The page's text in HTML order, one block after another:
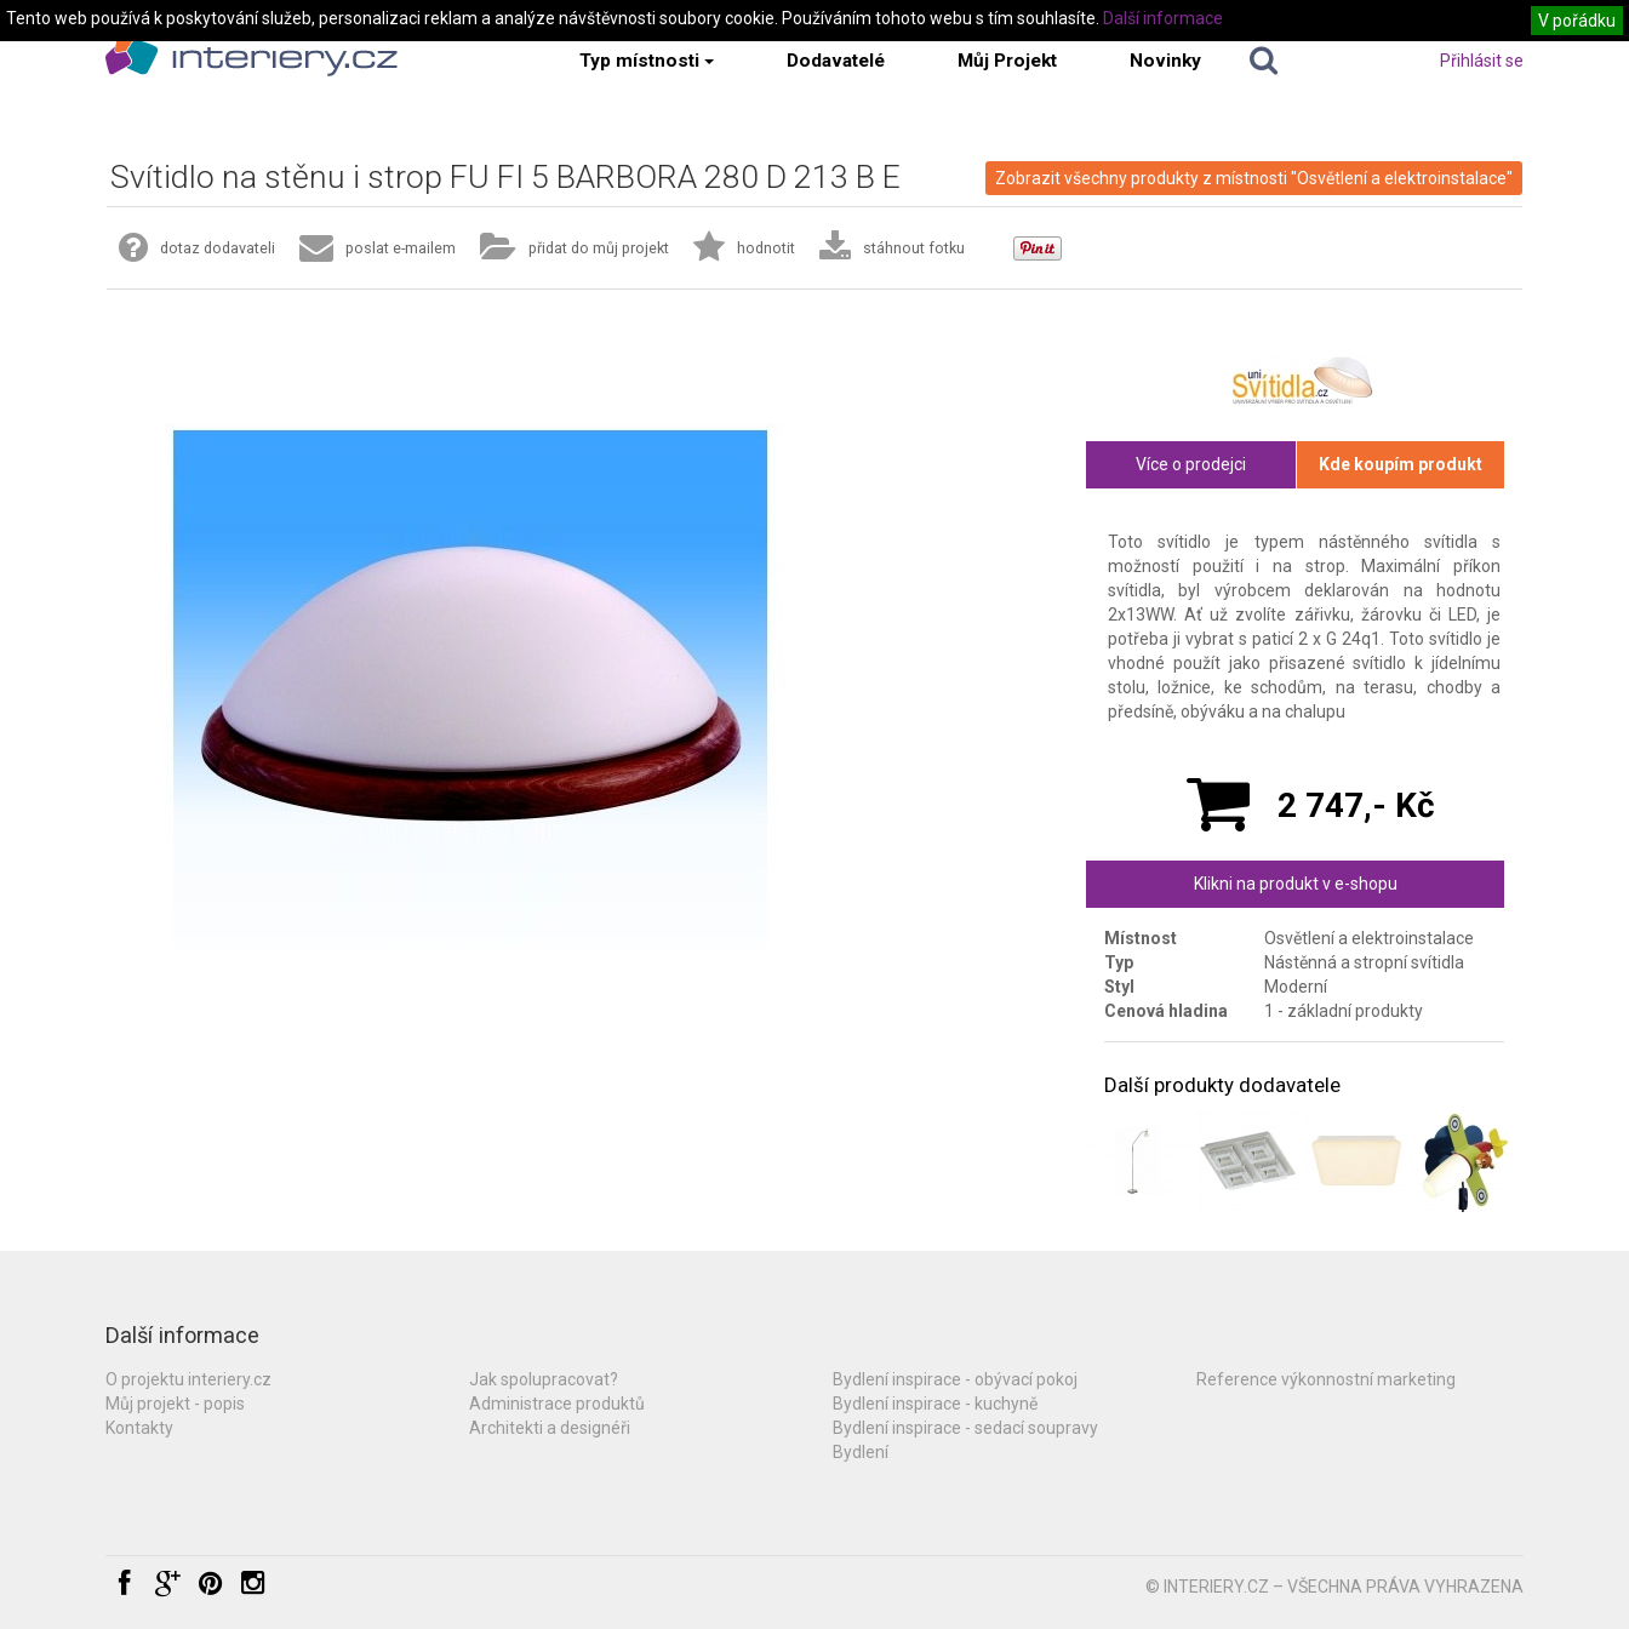
Typ místnosti Dodavatelé Můj Projekt Novinky Přihlásit se
Zobrazit všechny produkty z místnosti "Osvětlení a elektroinstalace"
Svítidlo na stěnu i strop FU FI 5 BARBORA 280 D 213 B E
dotaz dodavateli poslat e-mailem přidat do můj projekt hodnotit stáhnout fotku
Více o prodejci Kde koupím produkt
Toto svítidlo je typem nástěnného svítidla s
možností použití i na strop. Maximální příkon
svítidla, byl výrobcem deklarován na hodnotu
2x13WW. Ať už zvolíte zářivku, žárovku či LED, je
potřeba ji vybrat s paticí 2 x G 24q1. Toto svítidlo je
vhodné použít jako přisazené svítidlo k jídelnímu
stolu, ložnice, ke schodům, na terasu, chodby a
předsíně, obýváku a na chalupu
2 747,- Kč
Klikni na produkt v e-shopu
Místnost
Osvětlení a elektroinstalace
Typ
Nástěnná a stropní svítidla
Styl
Moderní
Cenová hladina
1 - základní produkty
Další produkty dodavatele
Další informace
O projektu interiery.cz
Můj projekt - popis
Kontakty
Jak spolupracovat?
Administrace produktů
Architekti a designéři
Bydlení inspirace - obývací pokoj
Bydlení inspirace - kuchyně
Bydlení inspirace - sedací soupravy
Bydlení
Reference výkonnostní marketing
© INTERIERY.CZ – VŠECHNA PRÁVA VYHRAZENA
Tento web používá k poskytování služeb, personalizaci reklam a analýze návštěvnosti soubory cookie. Používáním tohoto webu s tím souhlasíte. V pořádku
Další informace